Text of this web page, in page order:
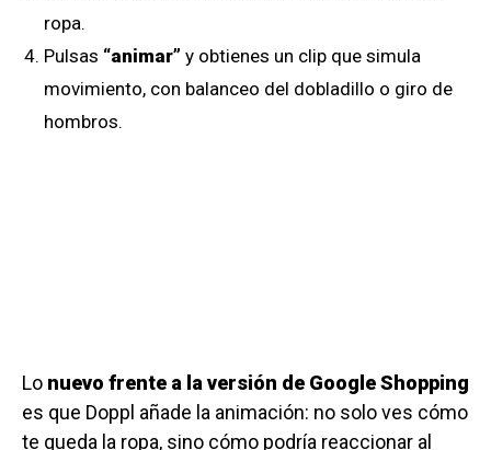
ropa.
Pulsas “animar” y obtienes un clip que simula
movimiento, con balanceo del dobladillo o giro de
hombros.
Lo nuevo frente a la versión de Google Shopping
es que Doppl añade la animación: no solo ves cómo
te queda la ropa, sino cómo podría reaccionar al